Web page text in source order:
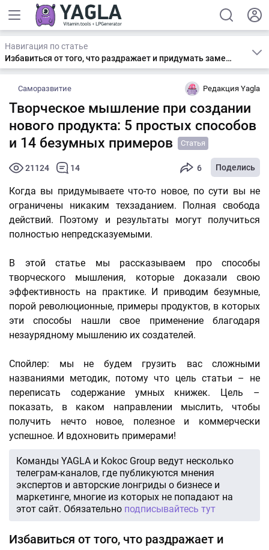
Навигация по статье
Избавиться от того, что раздражает и придумать замену
Саморазвитие Редакция Yagla
Творческое мышление при создании
нового продукта: 5 простых способов
и 14 безумных примеров
Статья
21124 14 6 Поделись
Когда вы придумываете что-то новое, по сути вы не
ограничены никаким техзаданием. Полная свобода
действий. Поэтому и результаты могут получиться
полностью непредсказуемыми.
В этой статье мы рассказываем про способы
творческого мышления, которые доказали свою
эффективность на практике. И приводим безумные,
порой революционные, примеры продуктов, в которых
эти способы нашли свое применение благодаря
незаурядному мышлению их создателей.
Спойлер: мы не будем грузить вас сложными
названиями методик, потому что цель статьи – не
переписать содержание умных книжек. Цель –
показать, в каком направлении мыслить, чтобы
получить нечто новое, полезное и коммерчески
успешное. И вдохновить примерами!
Команды YAGLA и Kokoc Group ведут несколько
телеграм-каналов, где публикуются мнения
экспертов и авторские лонгриды о бизнесе и
маркетинге, многие из которых не попадают на
этот сайт. Обязательно подписывайтесь тут
Избавиться от того, что раздражает и